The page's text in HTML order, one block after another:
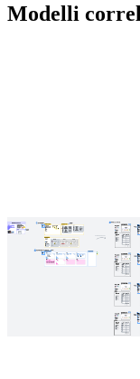
Modelli